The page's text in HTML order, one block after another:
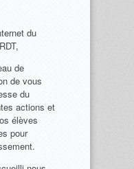
du
de
de vous
du
actions et
élèves
pour